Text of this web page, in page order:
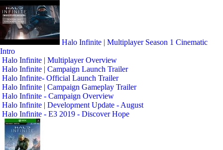
Halo Infinite | Multiplayer Season 1 Cinematic
Intro
Halo Infinite | Multiplayer Overview
Halo Infinite | Campaign Launch Trailer
Halo Infinite- Official Launch Trailer
Halo Infinite | Campaign Gameplay Trailer
Halo Infinite - Campaign Overview
Halo Infinite | Development Update - August
Halo Infinite - E3 2019 - Discover Hope